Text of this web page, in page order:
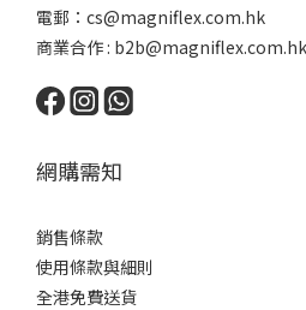
電郵： cs@magniflex.com.hk
商業合作 : b2b@magniflex.com.hk
網購需知
銷售條款
使用條款與細則
全港免費送貨